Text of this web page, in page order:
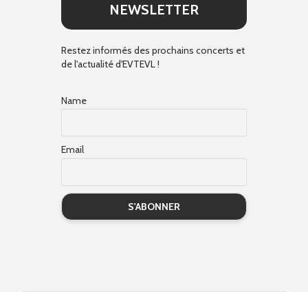
NEWSLETTER
Restez informés des prochains concerts et
de l'actualité d'EVTEVL !
Name
Email